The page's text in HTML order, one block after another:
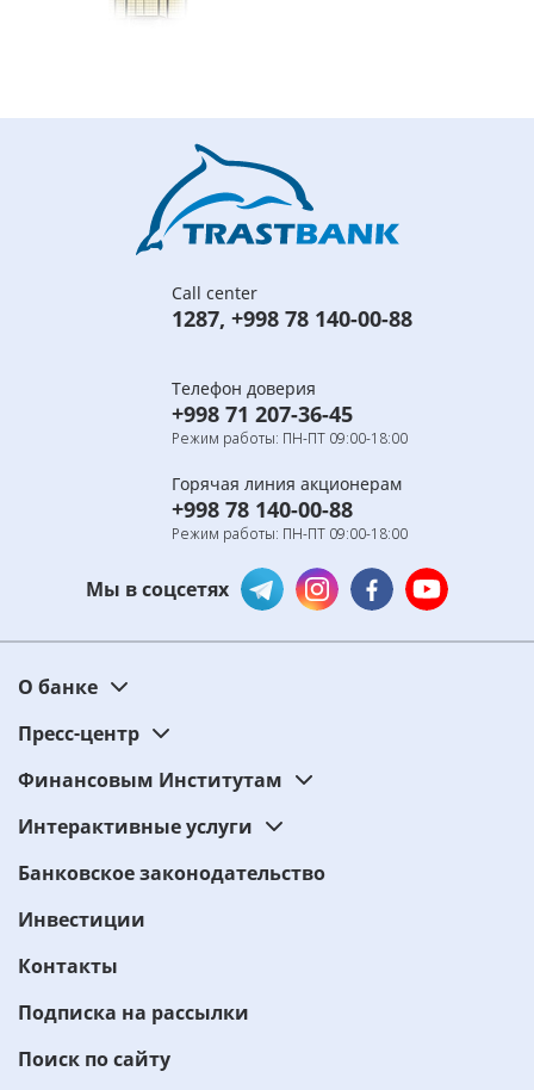
Call center
1287, +998 78 140-00-88
Телефон доверия
+998 71 207-36-45
Режим работы: ПН-ПТ 09:00-18:00
Горячая линия акционерам
+998 78 140-00-88
Режим работы: ПН-ПТ 09:00-18:00
Мы в соцсетях
О банке
Пресс-центр
Финансовым Институтам
Интерактивные услуги
Банковское законодательство
Инвестиции
Контакты
Подписка на рассылки
Поиск по сайту